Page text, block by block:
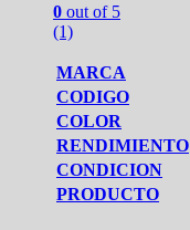
0 out of 5
(1)
MARCA
CODIGO
COLOR
RENDIMIENTO
CONDICION
PRODUCTO